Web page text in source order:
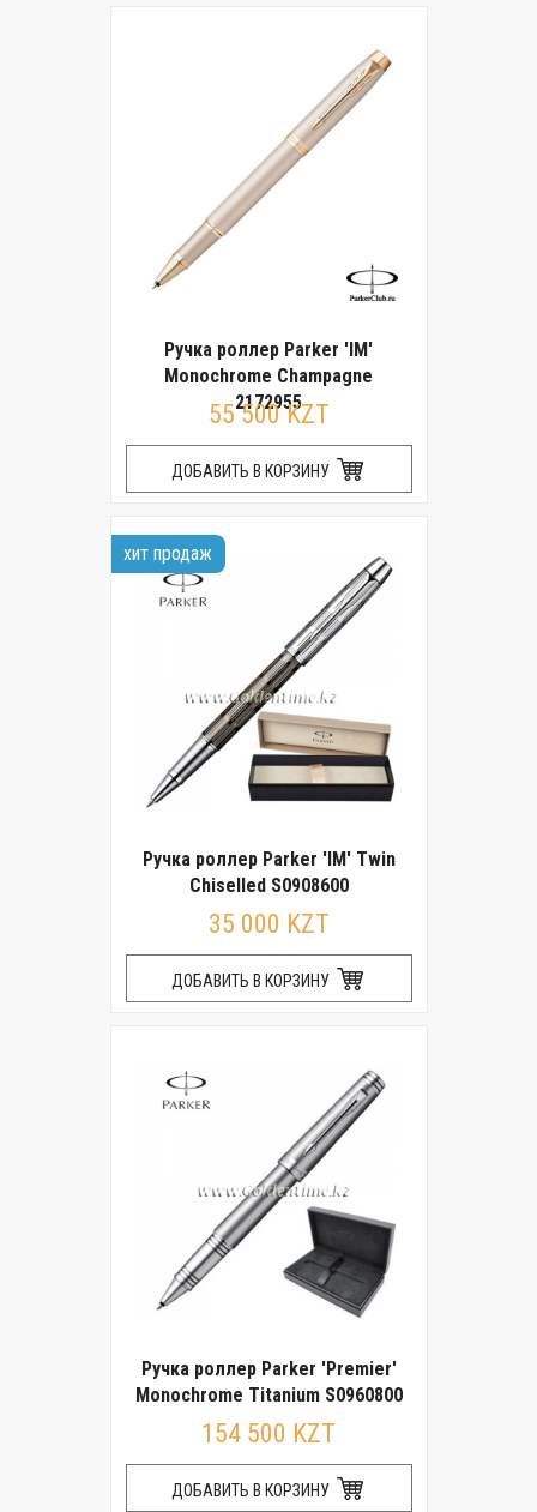
Ручка роллер Parker 'IM'
Monochrome Champagne
2172955
55 500 KZT
ДОБАВИТЬ В КОРЗИНУ
хит продаж
Ручка роллер Parker 'IM' Twin
Chiselled S0908600
35 000 KZT
ДОБАВИТЬ В КОРЗИНУ
Ручка роллер Parker 'Premier'
Monochrome Titanium S0960800
154 500 KZT
ДОБАВИТЬ В КОРЗИНУ